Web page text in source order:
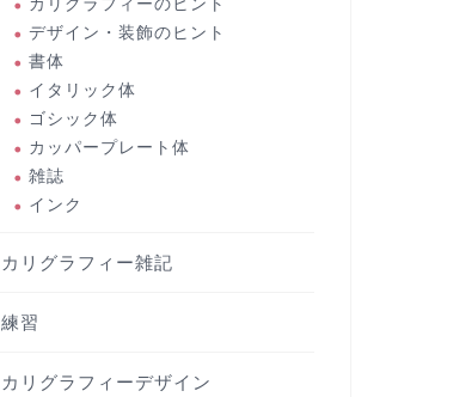
カリグラフィーのヒント
デザイン・装飾のヒント
書体
イタリック体
ゴシック体
カッパープレート体
雑誌
インク
カリグラフィー雑記
練習
カリグラフィーデザイン